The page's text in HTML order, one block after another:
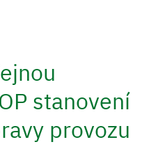
stanovení
provozu